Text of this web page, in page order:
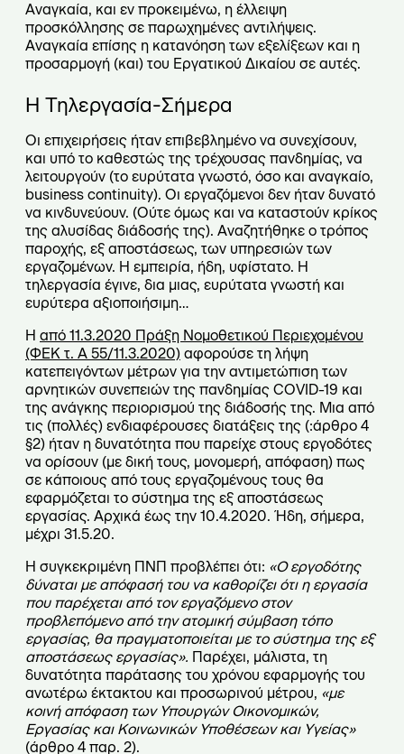
Αναγκαία, και εν προκειμένω, η έλλειψη
προσκόλλησης σε παρωχημένες αντιλήψεις.
Αναγκαία επίσης η κατανόηση των εξελίξεων και η
προσαρμογή (και) του Εργατικού Δικαίου σε αυτές.
Η Τηλεργασία-Σήμερα
Οι επιχειρήσεις ήταν επιβεβλημένο να συνεχίσουν,
και υπό το καθεστώς της τρέχουσας πανδημίας, να
λειτουργούν (το ευρύτατα γνωστό, όσο και αναγκαίο,
business continuity). Οι εργαζόμενοι δεν ήταν δυνατό
να κινδυνεύουν. (Ούτε όμως και να καταστούν κρίκος
της αλυσίδας διάδοσής της). Αναζητήθηκε ο τρόπος
παροχής, εξ αποστάσεως, των υπηρεσιών των
εργαζομένων. Η εμπειρία, ήδη, υφίστατο. Η
τηλεργασία έγινε, δια μιας, ευρύτατα γνωστή και
ευρύτερα αξιοποιήσιμη…
Η από 11.3.2020 Πράξη Νομοθετικού Περιεχομένου
(ΦΕΚ τ. Α 55/11.3.2020) αφορούσε τη λήψη
κατεπειγόντων μέτρων για την αντιμετώπιση των
αρνητικών συνεπειών της πανδημίας COVID-19 και
της ανάγκης περιορισμού της διάδοσής της. Μια από
τις (πολλές) ενδιαφέρουσες διατάξεις της (:άρθρο 4
§2) ήταν η δυνατότητα που παρείχε στους εργοδότες
να ορίσουν (με δική τους, μονομερή, απόφαση) πως
σε κάποιους από τους εργαζομένους τους θα
εφαρμόζεται το σύστημα της εξ αποστάσεως
εργασίας. Αρχικά έως την 10.4.2020. Ήδη, σήμερα,
μέχρι 31.5.20.
Η συγκεκριμένη ΠΝΠ προβλέπει ότι: «Ο εργοδότης
δύναται με απόφασή του να καθορίζει ότι η εργασία
που παρέχεται από τον εργαζόμενο στον
προβλεπόμενο από την ατομική σύμβαση τόπο
εργασίας, θα πραγματοποιείται με το σύστημα της εξ
αποστάσεως εργασίας». Παρέχει, μάλιστα, τη
δυνατότητα παράτασης του χρόνου εφαρμογής του
ανωτέρω έκτακτου και προσωρινού μέτρου, «με
κοινή απόφαση των Υπουργών Οικονομικών,
Εργασίας και Κοινωνικών Υποθέσεων και Υγείας»
(άρθρο 4 παρ. 2).